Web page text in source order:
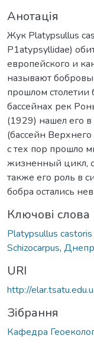
Анотація
Жук Рlatypsullus
Р1аtурsyllidae)
европейского и
называют
прошлом
бассейнах рек
(1929) нашел его
(бассейн
с тех пор прошло
жизненный цикл,
также его роль в
бобра остались
Ключові слова
Рlatypsullus
Schizocarpus, Днепр
URI
http://
Зібрання
Кафедра